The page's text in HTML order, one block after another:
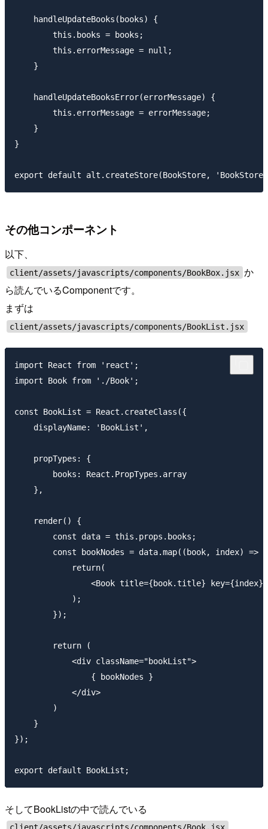
    handleUpdateBooks(books) {
        this.books = books;
        this.errorMessage = null;
    }
    handleUpdateBooksError(errorMessage) {
        this.errorMessage = errorMessage;
    }
}
その他コンポーネント
以下、
client/assets/javascripts/components/BookBox.jsx か
ら読んでいるComponentです。
まずは
client/assets/javascripts/components/BookList.jsx
import React from 'react';
import Book from './Book';
const BookList = React.createClass({
    displayName: 'BookList',
    propTypes: {
        books: React.PropTypes.array
    },
    render() {
        const data = this.props.books;
        const bookNodes = data.map((book, index) => {
            return(
<Book title={book.title}
            );
        });
        return (
            <div className="bookList">
                { bookNodes }
            </div>
        )
    }
});
そしてBookListの中で読んでいる